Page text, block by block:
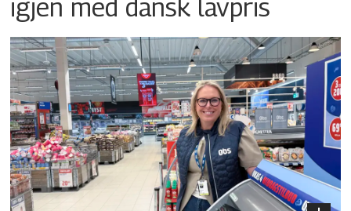
igjen med dansk lavpris